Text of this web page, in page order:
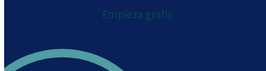
Empieza gratis